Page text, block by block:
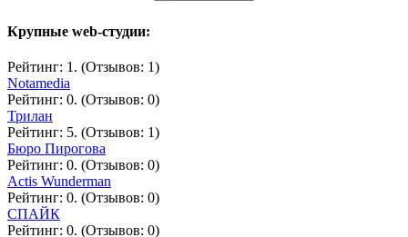
Крупные web-студии:
Рейтинг: 1. (Отзывов: 1)
Notamedia
Рейтинг: 0. (Отзывов: 0)
Трилан
Рейтинг: 5. (Отзывов: 1)
Бюро Пирогова
Рейтинг: 0. (Отзывов: 0)
Actis Wunderman
Рейтинг: 0. (Отзывов: 0)
СПАЙК
Рейтинг: 0. (Отзывов: 0)